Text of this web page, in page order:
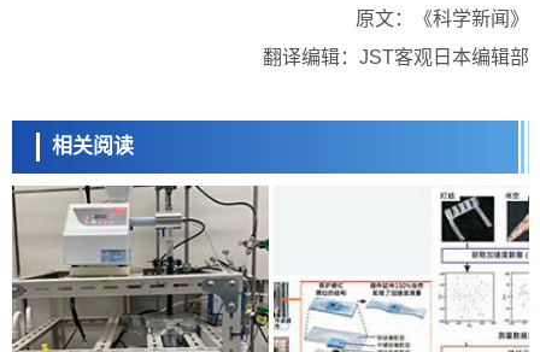
原文：《科学新闻》
翻译编辑：JST客观日本编辑部
相关阅读